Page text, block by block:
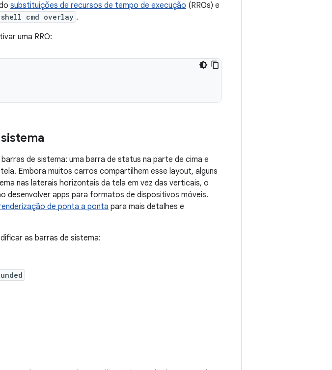
substituições de recursos de tempo de execução (RROs) e
shell cmd overlay .
uma RRO:
de sistema: uma barra de status na parte de cima e
Embora muitos carros compartilhem esse layout, alguns
nas laterais horizontais da tela em vez das verticais, o
desenvolver apps para formatos de dispositivos móveis.
de ponta a ponta para mais detalhes e
as barras de sistema: